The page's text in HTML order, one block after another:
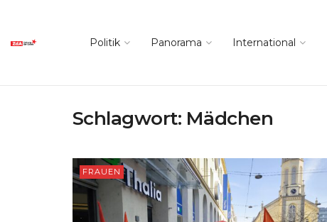
Politik Panorama International
Schlagwort: Mädchen
FRAUEN